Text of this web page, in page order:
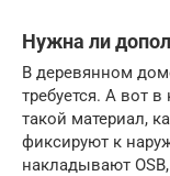
Нужна ли
В деревянном
требуется. А вот
такой материал,
фиксируют к
накладывают